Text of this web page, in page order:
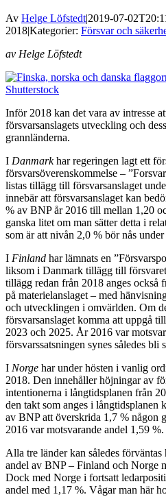
Av Helge Löfstedt|2019-07-
2018|Kategorier: Försvar och
av Helge Löfstedt
Inför 2018 kan det vara av intresse
försvarsanslagets utveckling och
grannländerna.
I Danmarkhar regeringen lagt ett
försvarsöverenskommelse –
listas tillägg till försvarsanslaget
innebär att försvarsanslaget kan
% av BNP år 2016 till mellan 1,20
ganska litet om man sätter detta i
som är att nivån 2,0 % bör nås
I Finland har lämnats en
liksom i Danmark tillägg till
tillägg redan från 2018 anges också
på materielanslaget – med
och utvecklingen i omvärlden. Om
försvarsanslaget komma att uppgå
2023 och 2025. År 2016 var
försvarssatsningen synes således bli
I Norge har under hösten i vanlig
2018. Den innehåller höj­ningar av
intentionerna i långtidsplanen från
den takt som anges i långtidsplanen
av BNP att överskrida 1,7 % någon
2016 var motsvarande andel 1,59 %.
Alla tre länder kan således
andel av BNP – Finland och Norge
Dock med Norge i fortsatt
andel med 1,17 %. Vågar man här